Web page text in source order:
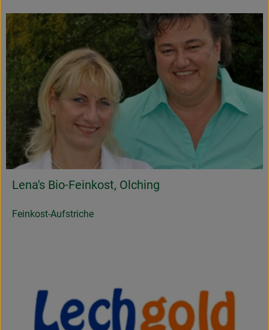
Lena's Bio-Feinkost, Olching
Feinkost-Aufstriche